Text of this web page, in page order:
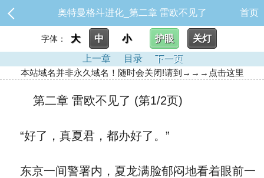
奥特曼格斗进化_第二章 雷欧不见了 首页
字体： 大 中 小 护眼
关灯
上一章
目录
下一页
本站域名并非永久域名！随时会关闭!请到→→→点击这里
第二章 雷欧不见了 (第1/2页)
“好了，真夏君，都办好了。”
东京一间警署内，夏龙满脸郁闷地看着眼前一